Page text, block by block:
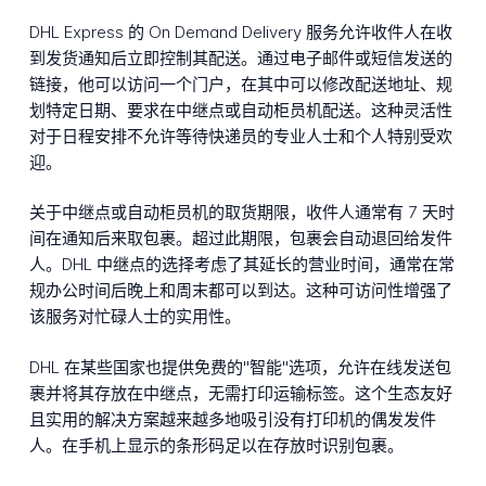
DHL Express 的 On Demand Delivery 服务允许收件人在收
到发货通知后立即控制其配送。通过电子邮件或短信发送的
链接，他可以访问一个门户，在其中可以修改配送地址、规
划特定日期、要求在中继点或自动柜员机配送。这种灵活性
对于日程安排不允许等待快递员的专业人士和个人特别受欢
迎。
关于中继点或自动柜员机的取货期限，收件人通常有 7 天时
间在通知后来取包裹。超过此期限，包裹会自动退回给发件
人。DHL 中继点的选择考虑了其延长的营业时间，通常在常
规办公时间后晚上和周末都可以到达。这种可访问性增强了
该服务对忙碌人士的实用性。
DHL 在某些国家也提供免费的"智能"选项，允许在线发送包
裹并将其存放在中继点，无需打印运输标签。这个生态友好
且实用的解决方案越来越多地吸引没有打印机的偶发发件
人。在手机上显示的条形码足以在存放时识别包裹。